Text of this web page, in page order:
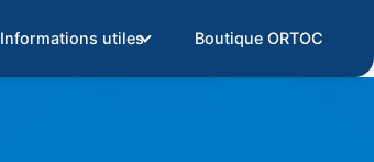
Informations utiles Boutique ORTOC